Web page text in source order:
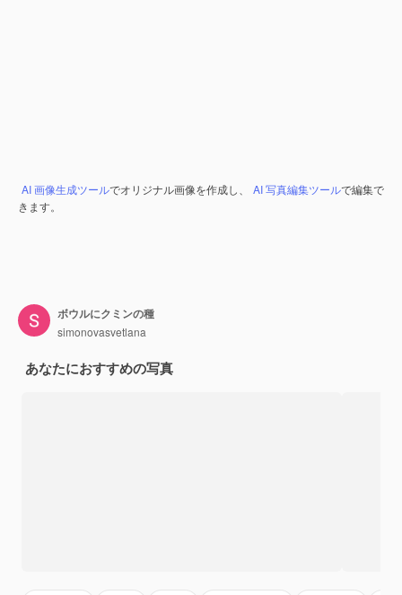
AI 画像生成ツールでオリジナル画像を作成し、 AI 写真編集ツールで編集で
きます。
ボウルにクミンの種
simonovasvetlana
あなたにおすすめの写真